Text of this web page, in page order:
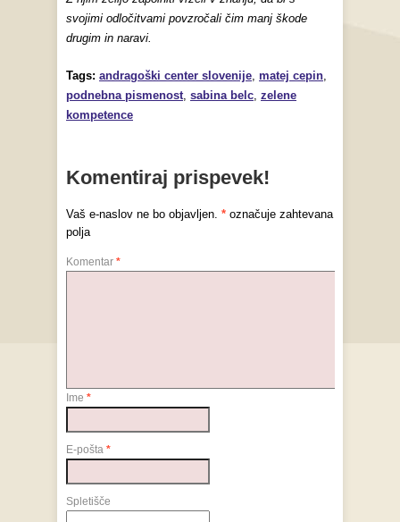
svojimi odločitvami povzročali čim manj škode
drugim in naravi.
Tags: andragoški center slovenije, matej cepin,
podnebna pismenost, sabina belc, zelene
kompetence
Komentiraj prispevek!
Vaš e-naslov ne bo objavljen. * označuje zahtevana
polja
Komentar *
Ime *
E-pošta *
Spletišče